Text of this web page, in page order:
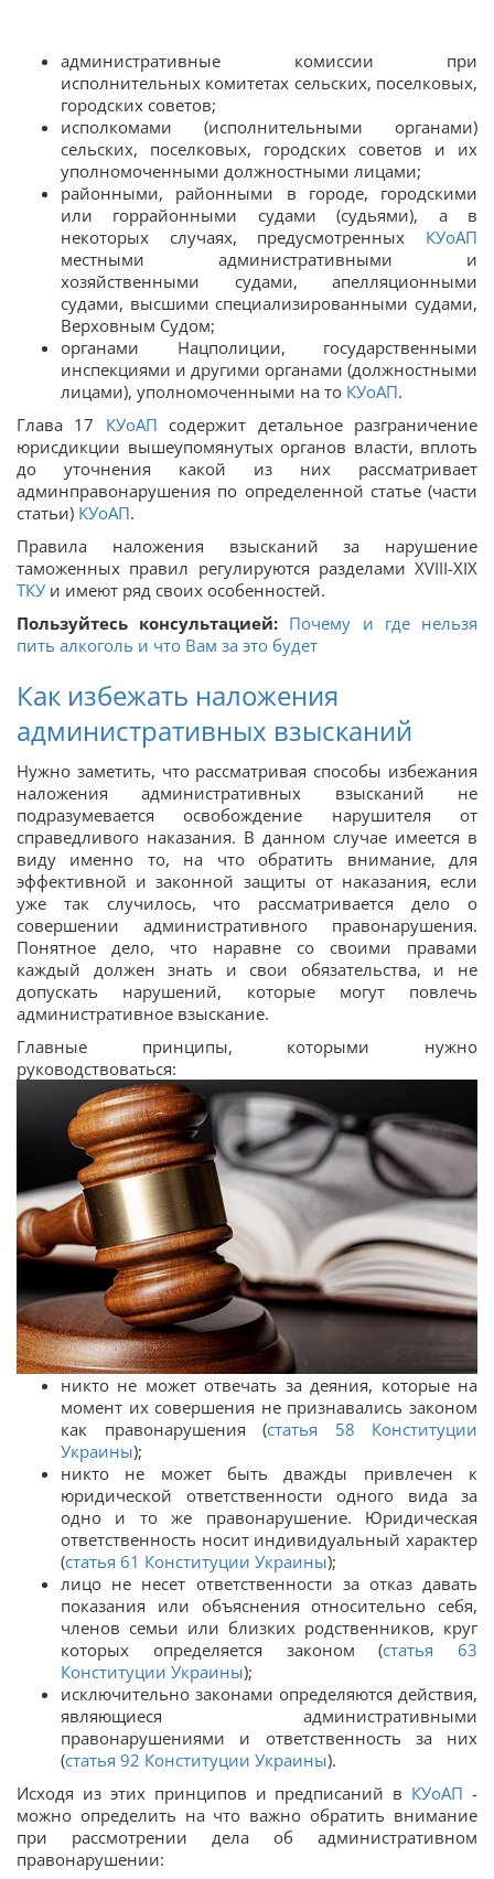
административные комиссии при
исполнительных комитетах сельских, поселковых,
городских советов;
исполкомами (исполнительными органами)
сельских, поселковых, городских советов и их
уполномоченными должностными лицами;
районными, районными в городе, городскими
или горрайонными судами (судьями), а в
некоторых случаях, предусмотренных КУоАП
местными административными и
хозяйственными судами, апелляционными
судами, высшими специализированными судами,
Верховным Судом;
органами Нацполиции, государственными
инспекциями и другими органами (должностными
лицами), уполномоченными на то КУоАП.
Глава 17 КУоАП содержит детальное разграничение
юрисдикции вышеупомянутых органов власти, вплоть
до уточнения какой из них рассматривает
админправонарушения по определенной статье (части
статьи) КУоАП.
Правила наложения взысканий за нарушение
таможенных правил регулируются разделами ХVIII-XIX
ТКУ и имеют ряд своих особенностей.
Пользуйтесь консультацией: Почему и где нельзя
пить алкоголь и что Вам за это будет
Как избежать наложения
административных взысканий
Нужно заметить, что рассматривая способы избежания
наложения административных взысканий не
подразумевается освобождение нарушителя от
справедливого наказания. В данном случае имеется в
виду именно то, на что обратить внимание, для
эффективной и законной защиты от наказания, если
уже так случилось, что рассматривается дело о
совершении административного правонарушения.
Понятное дело, что наравне со своими правами
каждый должен знать и свои обязательства, и не
допускать нарушений, которые могут повлечь
административное взыскание.
Главные принципы, которыми нужно
руководствоваться:
никто не может отвечать за деяния, которые на
момент их совершения не признавались законом
как правонарушения (статья 58 Конституции
Украины);
никто не может быть дважды привлечен к
юридической ответственности одного вида за
одно и то же правонарушение. Юридическая
ответственность носит индивидуальный характер
(статья 61 Конституции Украины);
лицо не несет ответственности за отказ давать
показания или объяснения относительно себя,
членов семьи или близких родственников, круг
которых определяется законом (статья 63
Конституции Украины);
исключительно законами определяются действия,
являющиеся административными
правонарушениями и ответственность за них
(статья 92 Конституции Украины).
Исходя из этих принципов и предписаний в КУоАП -
можно определить на что важно обратить внимание
при рассмотрении дела об административном
правонарушении: